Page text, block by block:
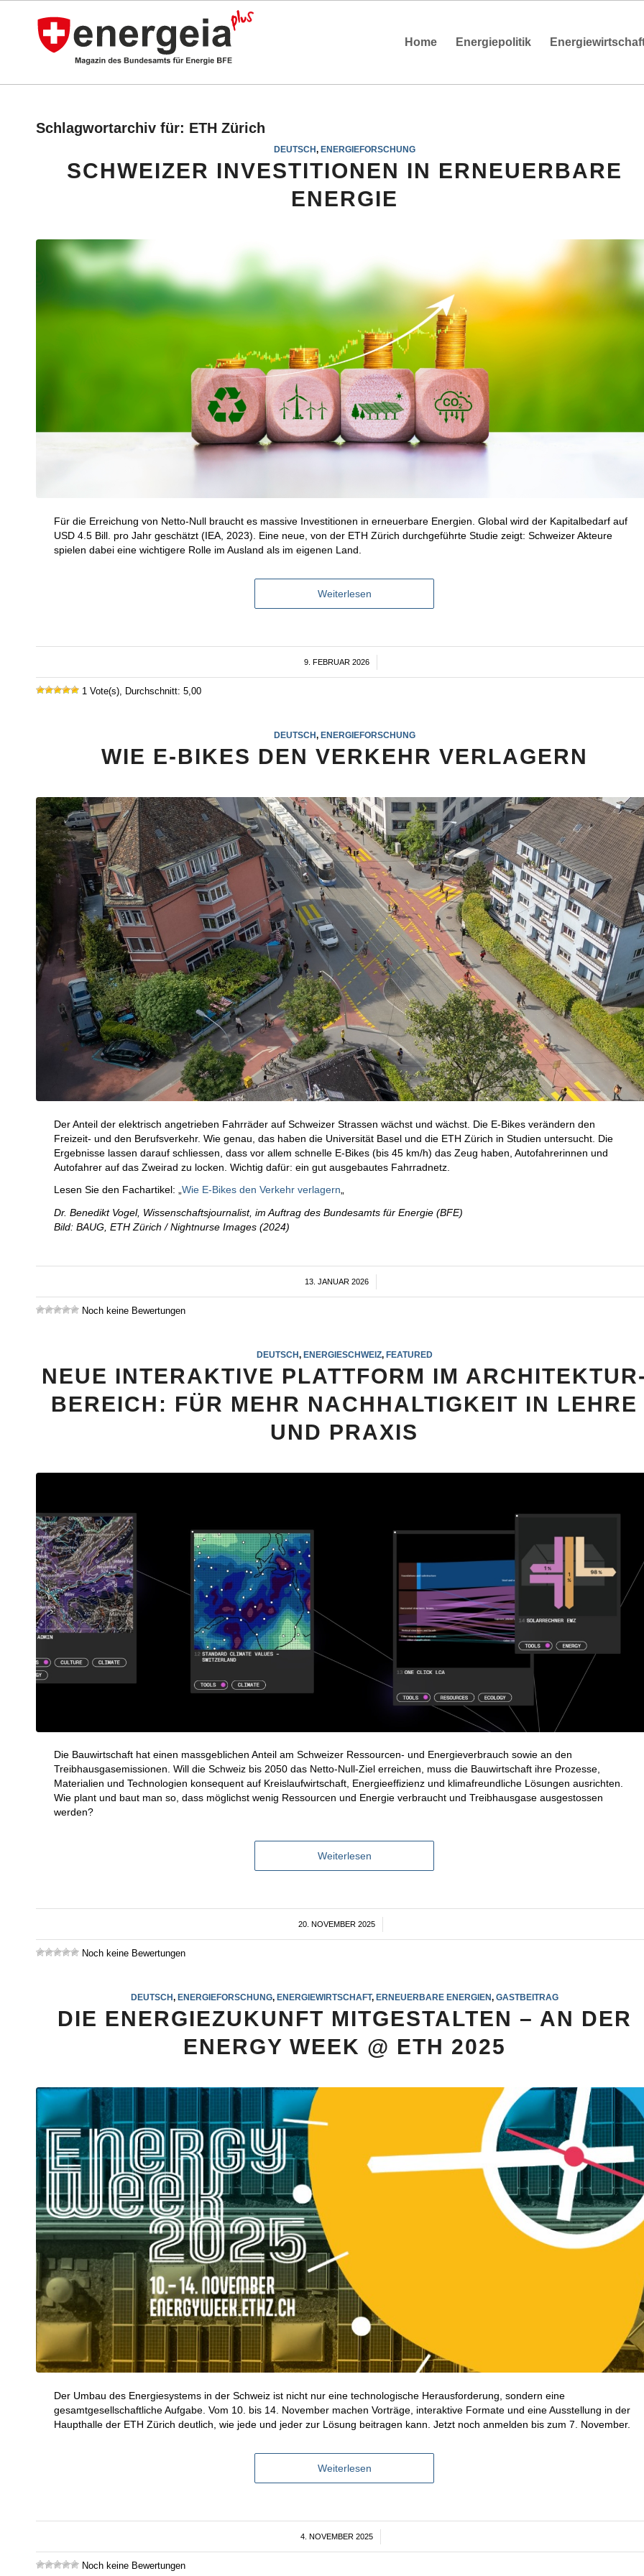
Home Energiepolitik
Schlagwortarchiv für: ETH Zürich
DEUTSCH, ENERGIEFORSCHUNG
SCHWEIZER INVESTITIONEN IN ERNEUERBARE
ENERGIE
Für die Erreichung von Netto-Null braucht es massive Investitionen in erneuerbare Energien. Global wird der Kapitalbedarf auf
USD 4.5 Bill. pro Jahr geschätzt (IEA, 2023). Eine neue, von der ETH Zürich durchgeführte Studie zeigt: Schweizer Akteure
spielen dabei eine wichtigere Rolle im Ausland als im eigenen Land.
Weiterlesen
9. FEBRUAR 2026
/
1 Vote(s), Durchschnitt: 5,00
DEUTSCH, ENERGIEFORSCHUNG
WIE E-BIKES DEN VERKEHR VERLAGERN
Der Anteil der elektrisch angetrieben Fahrräder auf Schweizer Strassen wächst und wächst. Die E-Bikes verändern den
Freizeit- und den Berufsverkehr. Wie genau, das haben die Universität Basel und die ETH Zürich in Studien untersucht. Die
Ergebnisse lassen darauf schliessen, dass vor allem schnelle E-Bikes (bis 45 km/h) das Zeug haben, Autofahrerinnen und
Autofahrer auf das Zweirad zu locken. Wichtig dafür: ein gut ausgebautes Fahrradnetz.
Lesen Sie den Fachartikel: „Wie E-Bikes den Verkehr verlagern„
Dr. Benedikt Vogel, Wissenschaftsjournalist, im Auftrag des Bundesamts für Energie (BFE)
Bild: BAUG, ETH Zürich / Nightnurse Images (2024)
13. JANUAR 2026
/
Noch keine Bewertungen
DEUTSCH, ENERGIESCHWEIZ, FEATURED
NEUE INTERAKTIVE PLATTFORM IM
BEREICH: FÜR MEHR NACHHALTIGKEIT IN LEHRE
UND PRAXIS
Die Bauwirtschaft hat einen massgeblichen Anteil am Schweizer Ressourcen- und Energieverbrauch sowie an den
Treibhausgasemissionen. Will die Schweiz bis 2050 das Netto-Null-Ziel erreichen, muss die Bauwirtschaft ihre Prozesse,
Materialien und Technologien konsequent auf Kreislaufwirtschaft, Energieeffizienz und klimafreundliche Lösungen ausrichten.
Wie plant und baut man so, dass möglichst wenig Ressourcen und Energie verbraucht und Treibhausgase ausgestossen
werden?
Weiterlesen
20. NOVEMBER 2025
/
Noch keine Bewertungen
DEUTSCH, ENERGIEFORSCHUNG, ENERGIEWIRTSCHAFT, ERNEUERBARE ENERGIEN, GASTBEITRAG
DIE ENERGIEZUKUNFT MITGESTALTEN – AN DER
ENERGY WEEK @ ETH 2025
Der Umbau des Energiesystems in der Schweiz ist nicht nur eine technologische Herausforderung, sondern eine
gesamtgesellschaftliche Aufgabe. Vom 10. bis 14. November machen Vorträge, interaktive Formate und eine Ausstellung in der
Haupthalle der ETH Zürich deutlich, wie jede und jeder zur Lösung beitragen kann. Jetzt noch anmelden bis zum 7. November.
Weiterlesen
4. NOVEMBER 2025
/
Noch keine Bewertungen